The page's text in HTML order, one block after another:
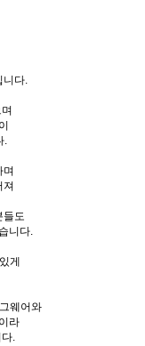
니다.
.
며
져
들도
니다.
게
웨어와
라
.